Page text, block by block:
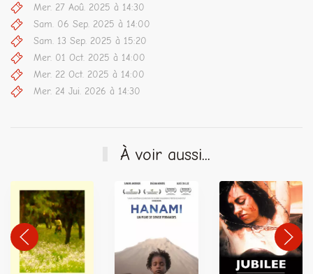
Mer. 27 Aoû. 2025 à 14:30
Sam. 06 Sep. 2025 à 14:00
Sam. 13 Sep. 2025 à 15:20
Mer. 01 Oct. 2025 à 14:00
Mer. 22 Oct. 2025 à 14:00
Mer. 24 Jui. 2026 à 14:30
À voir aussi...